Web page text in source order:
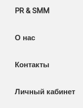
PR & SMM
О нас
Контакты
Личный кабинет
СМИ и оффлайн